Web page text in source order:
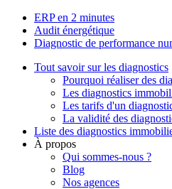
ERP en 2 minutes
Audit énergétique
Diagnostic de performance
Tout savoir sur les diagnostics
Pourquoi réaliser des
Les diagnostics
Les tarifs d'un
La validité des
Liste des diagnostics
À propos
Qui sommes-nous ?
Blog
Nos agences